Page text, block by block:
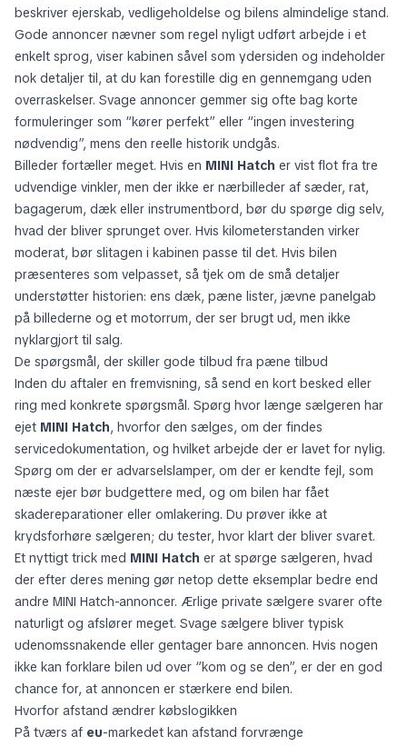
beskriver ejerskab, vedligeholdelse og bilens almindelige stand.
Gode annoncer nævner som regel nyligt udført arbejde i et
enkelt sprog, viser kabinen såvel som ydersiden og indeholder
nok detaljer til, at du kan forestille dig en gennemgang uden
overraskelser. Svage annoncer gemmer sig ofte bag korte
formuleringer som “kører perfekt” eller “ingen investering
nødvendig”, mens den reelle historik undgås.
Billeder fortæller meget. Hvis en MINI Hatch er vist flot fra tre
udvendige vinkler, men der ikke er nærbilleder af sæder, rat,
bagagerum, dæk eller instrumentbord, bør du spørge dig selv,
hvad der bliver sprunget over. Hvis kilometerstanden virker
moderat, bør slitagen i kabinen passe til det. Hvis bilen
præsenteres som velpasset, så tjek om de små detaljer
understøtter historien: ens dæk, pæne lister, jævne panelgab
på billederne og et motorrum, der ser brugt ud, men ikke
nyklargjort til salg.
De spørgsmål, der skiller gode tilbud fra pæne tilbud
Inden du aftaler en fremvisning, så send en kort besked eller
ring med konkrete spørgsmål. Spørg hvor længe sælgeren har
ejet MINI Hatch, hvorfor den sælges, om der findes
servicedokumentation, og hvilket arbejde der er lavet for nylig.
Spørg om der er advarselslamper, om der er kendte fejl, som
næste ejer bør budgettere med, og om bilen har fået
skadereparationer eller omlakering. Du prøver ikke at
krydsforhøre sælgeren; du tester, hvor klart der bliver svaret.
Et nyttigt trick med MINI Hatch er at spørge sælgeren, hvad
der efter deres mening gør netop dette eksemplar bedre end
andre MINI Hatch-annoncer. Ærlige private sælgere svarer ofte
naturligt og afslører meget. Svage sælgere bliver typisk
udenomssnakende eller gentager bare annoncen. Hvis nogen
ikke kan forklare bilen ud over “kom og se den”, er der en god
chance for, at annoncen er stærkere end bilen.
Hvorfor afstand ændrer købslogikken
På tværs af eu-markedet kan afstand forvrænge